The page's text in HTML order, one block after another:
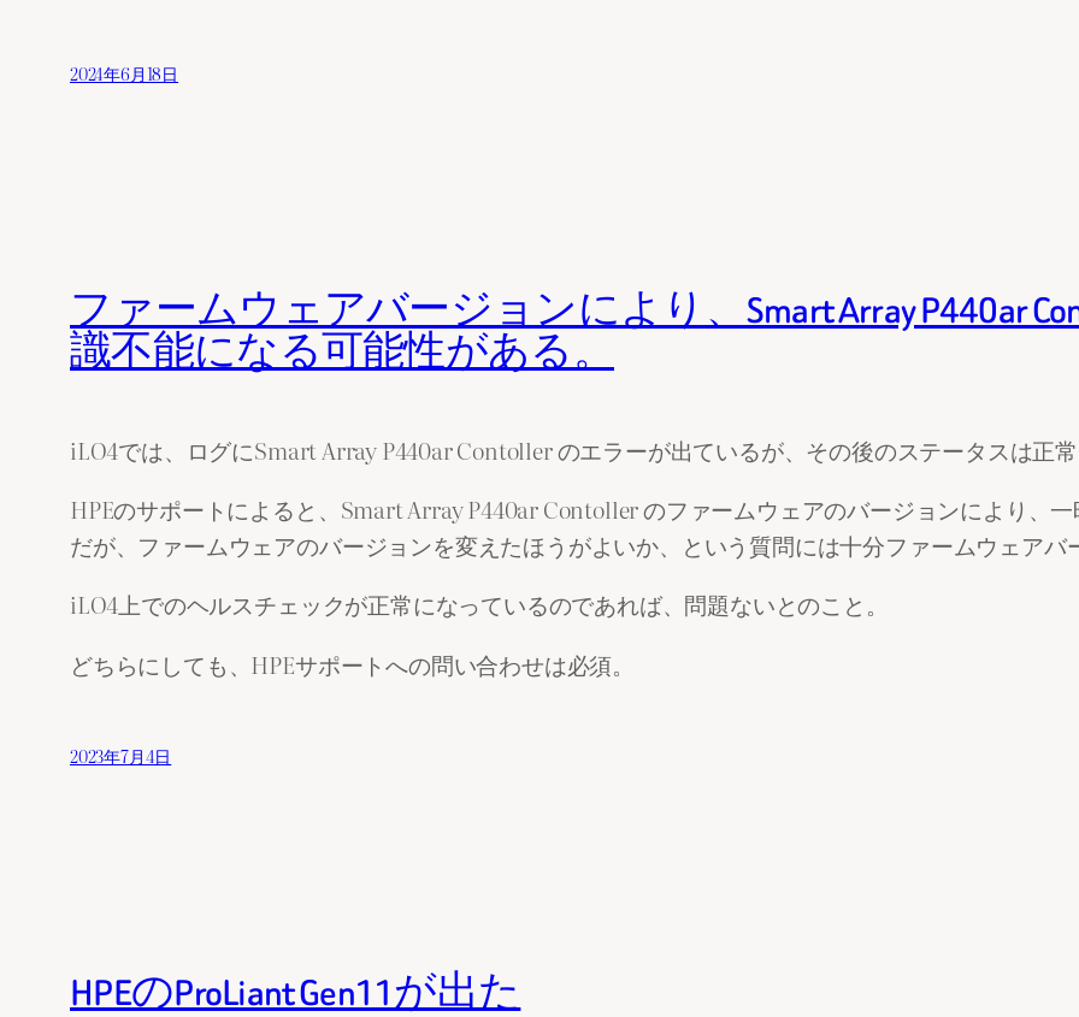
2024年6月18日
ファームウェアバージョンにより、Smart Array P440ar
識不能になる可能性がある。
iLO4では、ログにSmart Array P440ar Contoller のエラーが出ているが、その後のステータスは正常
HPEのサポートによると、Smart Array P440ar Contoller のファームウェアのバージョンにより、
だが、ファームウェアのバージョンを変えたほうがよいか、という質問には十分ファームウェアバ
iLO4上でのヘルスチェックが正常になっているのであれば、問題ないとのこと。
どちらにしても、HPEサポートへの問い合わせは必須。
2023年7月4日
HPEのProLiant Gen11が出た